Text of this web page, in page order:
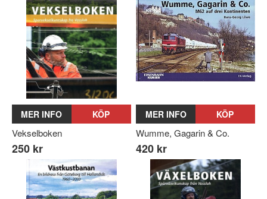
MER INFO KÖP
Vekselboken
250 kr
MER INFO KÖP
Wumme, Gagarin & Co.
420 kr